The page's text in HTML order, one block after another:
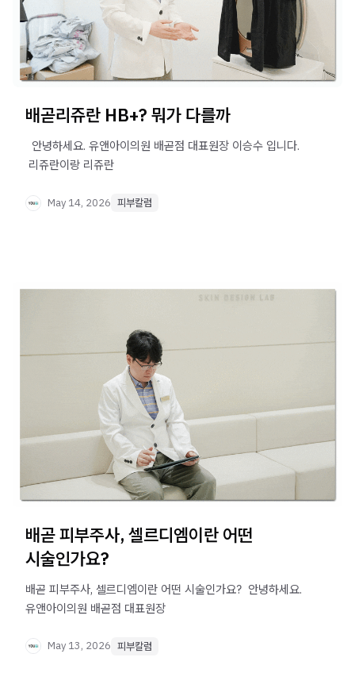
배곧리쥬란 HB+? 뭐가 다를까
​ ​ 안녕하세요. 유앤아이의원 배곧점 대표원장 이승수 입니다. ​
​ 리쥬란이랑 리쥬란
May 14, 2026 피부칼럼
배곧 피부주사, 셀르디엠이란 어떤
시술인가요?
배곧 피부주사, 셀르디엠이란 어떤 시술인가요? ​ 안녕하세요.
유앤아이의원 배곧점 대표원장
May 13, 2026 피부칼럼